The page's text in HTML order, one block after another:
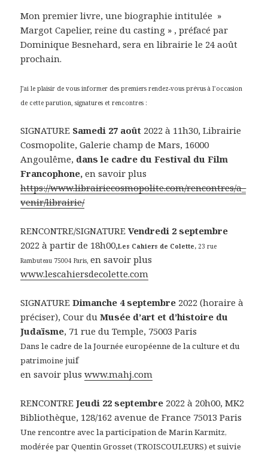
Mon premier livre, une biographie intitulée »
Margot Capelier, reine du casting » , préfacé par
Dominique Besnehard, sera en librairie le 24 août
prochain.
J’ai le plaisir de vous informer des premiers rendez-vous prévus à l’occasion
de cette parution, signatures et rencontres :
SIGNATURE Samedi 27 août 2022 à 11h30, Librairie
Cosmopolite, Galerie champ de Mars, 16000
Angoulême, dans le cadre du Festival du Film
Francophone, en savoir plus
https://www.librairiecosmopolite.com/rencontres/a_
venir/librairie/
RENCONTRE/SIGNATUREVendredi 2 septembre
2022 à partir de 18h00,Les Cahiers de Colette, 23 rue
Rambuteau 75004 Paris,en savoir plus
www.lescahiersdecolette.com
SIGNATUREDimanche 4 septembre 2022 (horaire à
préciser), Cour duMusée d’art et d’histoire du
Judaïsme, 71 rue du Temple, 75003 Paris
Dans le cadre de la Journée européenne de la culture et du
patrimoine juif
en savoir pluswww.mahj.com
RENCONTRE Jeudi 22 septembre 2022 à 20h00, MK2
Bibliothèque, 128/162 avenue de France 75013 Paris
Une rencontre avec la participation de Marin Karmitz,
modérée par Quentin Grosset (TROISCOULEURS) et suivie